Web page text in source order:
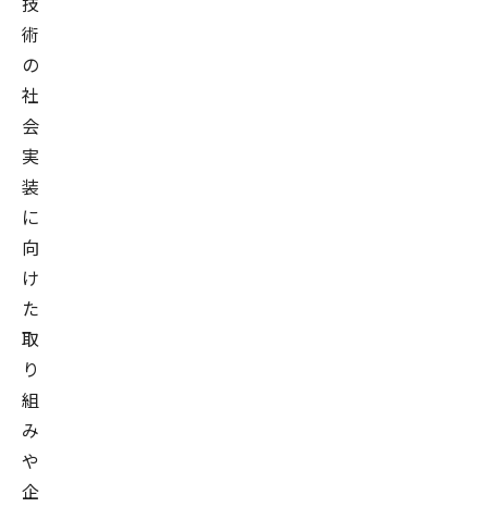
術
の
社
会
実
装
に
向
け
た
取
り
組
み
や
企